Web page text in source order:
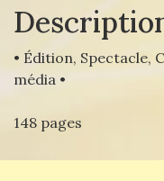
• Édition, Spectacle,
média •
148 pages